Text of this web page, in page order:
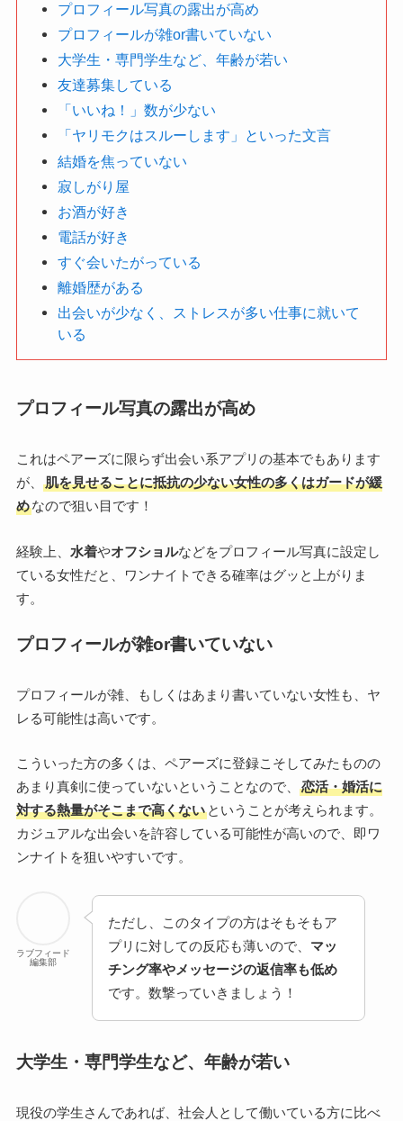
プロフィール写真の露出が高め
プロフィールが雑or書いていない
大学生・専門学生など、年齢が若い
友達募集している
「いいね！」数が少ない
「ヤリモクはスルーします」といった文言
結婚を焦っていない
寂しがり屋
お酒が好き
電話が好き
すぐ会いたがっている
離婚歴がある
出会いが少なく、ストレスが多い仕事に就いて
いる
プロフィール写真の露出が高め
これはペアーズに限らず出会い系アプリの基本でもあります
が、
肌を見せることに抵抗の少ない女性の多くはガードが緩
めなので狙い目です！
経験上、 水着やオフショルなどをプロフィール写真に設定し
ている女性だと、ワンナイトできる確率はグッと上がりま
す。
プロフィールが雑or書いていない
プロフィールが雑、もしくはあまり書いていない女性も、ヤ
レる可能性は高いです。
こういった方の多くは、ペアーズに登録こそしてみたものの
あまり真剣に使っていないということなので、
恋活・婚活に
対する熱量がそこまで高くないということが考えられます。
カジュアルな出会いを許容している可能性が高いので、即ワ
ンナイトを狙いやすいです。
ラブフィード
編集部
ただし、このタイプの方はそもそもア
プリに対しての反応も薄いので、 マッ
チング率やメッセージの返信率も低め
です。数撃っていきましょう！
大学生・専門学生など、年齢が若い
現役の学生さんであれば、社会人として働いている方に比べ